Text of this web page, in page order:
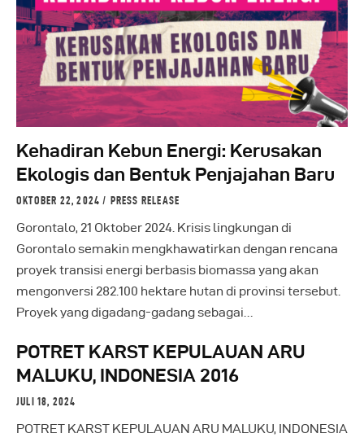
Kehadiran Kebun Energi: Kerusakan
Ekologis dan Bentuk Penjajahan Baru
OKTOBER 22, 2024 PRESS RELEASE
Gorontalo, 21 Oktober 2024. Krisis lingkungan di
Gorontalo semakin mengkhawatirkan dengan rencana
proyek transisi energi berbasis biomassa yang akan
mengonversi 282.100 hektare hutan di provinsi tersebut.
Proyek yang digadang-gadang sebagai…
POTRET KARST KEPULAUAN ARU
MALUKU, INDONESIA 2016
JULI 18, 2024
POTRET KARST KEPULAUAN ARU MALUKU, INDONESIA